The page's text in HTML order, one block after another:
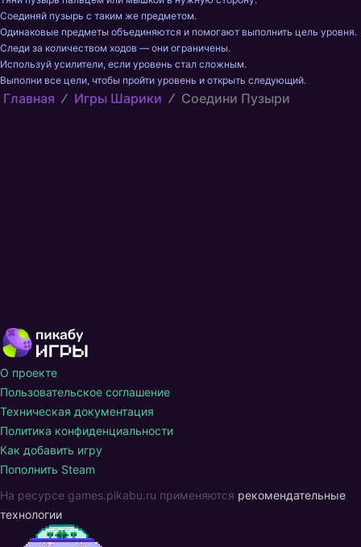
Соединяй пузырь с таким же предметом.
Одинаковые предметы объединяются и помогают выполнить цель уровня.
Следи за количеством ходов — они ограничены.
Используй усилители, если уровень стал сложным.
Выполни все цели, чтобы пройти уровень и открыть следующий.
Главная Игры Шарики Соедини Пузыри
О проекте
Пользовательское соглашение
Техническая документация
Политика конфиденциальности
Как добавить игру
Пополнить Steam
На ресурсе games.pikabu.ru применяются рекомендательные
технологии